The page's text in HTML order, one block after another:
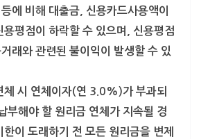
에 비해 대출금, 신용카드사용액이
용평점이 하락할 수 있으며, 신용평점
래와 관련된 불이익이 발생할 수 있
체 시 연체이자(연 3.0%)가 부과되
부해야 할 원리금 연체가 지속될 경
한이 도래하기 전 모든 원리금을 변제